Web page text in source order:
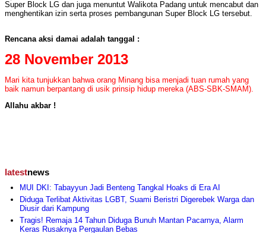
Super Block LG dan juga menuntut Walikota Padang untuk mencabut dan
menghentikan izin serta proses pembangunan Super Block LG tersebut.
Rencana aksi damai adalah tanggal :
28 November 2013
Mari kita tunjukkan bahwa orang Minang bisa menjadi tuan rumah yang
baik namun berpantang di usik prinsip hidup mereka (ABS-SBK-SMAM).
Allahu akbar !
latestnews
MUI DKI: Tabayyun Jadi Benteng Tangkal Hoaks di Era AI
Diduga Terlibat Aktivitas LGBT, Suami Beristri Digerebek Warga dan
Diusir dari Kampung
Tragis! Remaja 14 Tahun Diduga Bunuh Mantan Pacarnya, Alarm
Keras Rusaknya Pergaulan Bebas